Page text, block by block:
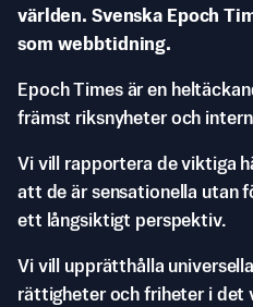
världen. Svenska Epoch
som webbtidning.
Epoch Times är en
främst riksnyheter och
Vi vill rapportera de viktiga
att de är sensationella utan
ett långsiktigt perspektiv.
Vi vill upprätthålla
rättigheter och friheter i det